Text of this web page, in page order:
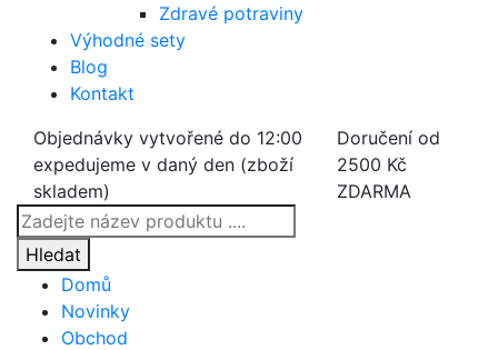
Zdravé potraviny
Výhodné sety
Blog
Kontakt
Objednávky vytvořené do 12:00
expedujeme v daný den (zboží
skladem)
Doručení od
2500 Kč
ZDARMA
Products
search
Hledat
Domů
Novinky
Obchod